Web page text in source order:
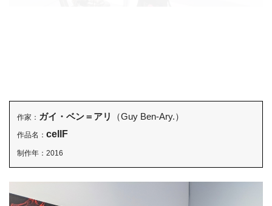
作家： ガイ・ベン＝アリ （Guy Ben-Ary.）
作品名： cellF
制作年：2016